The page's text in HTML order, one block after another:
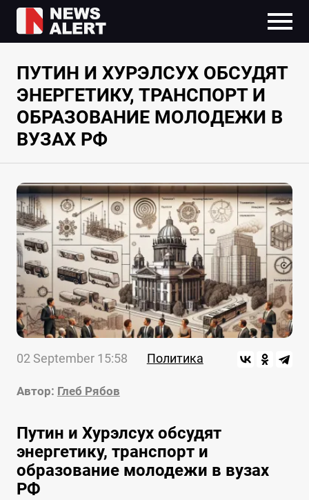
ПУТИН И ХУРЭЛСУХ ОБСУДЯТ
ЭНЕРГЕТИКУ, ТРАНСПОРТ И
ОБРАЗОВАНИЕ МОЛОДЕЖИ В
ВУЗАХ РФ
02 September 15:58 Политика
Автор: Глеб Рябов
Путин и Хурэлсух обсудят
энергетику, транспорт и
образование молодежи в вузах
РФ